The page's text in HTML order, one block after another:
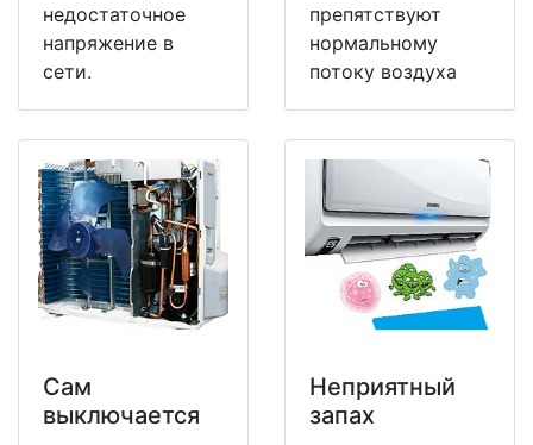
недостаточное
напряжение в
сети.
препятствуют
нормальному
потоку воздуха
Сам
выключается
Неприятный
запах